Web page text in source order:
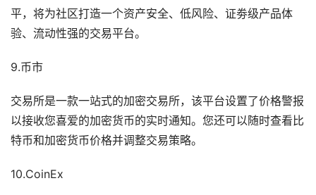
平，将为社区打造一个资产安全、低风险、证劵级产品体
验、流动性强的交易平台。
9.币市
交易所是一款一站式的加密交易所，该平台设置了价格警报
以接收您喜爱的加密货币的实时通知。您还可以随时查看比
特币和加密货币价格并调整交易策略。
10.CoinEx